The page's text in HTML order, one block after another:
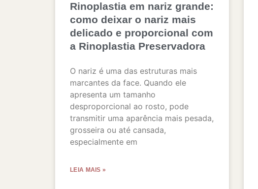
Rinoplastia em nariz grande:
como deixar o nariz mais
delicado e proporcional com
a Rinoplastia Preservadora
O nariz é uma das estruturas mais
marcantes da face. Quando ele
apresenta um tamanho
desproporcional ao rosto, pode
transmitir uma aparência mais pesada,
grosseira ou até cansada,
especialmente em
LEIA MAIS »